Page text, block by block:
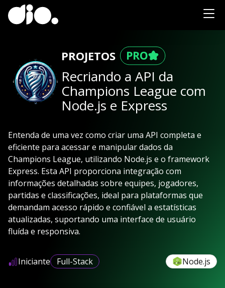
PROJETOS
Recriando a API da
Champions League com
Node.js e Express
Entenda de uma vez como criar uma API completa e
eficiente para acessar e manipular dados da
Champions League, utilizando Node.js e o framework
Express. Esta API proporciona integração com
informações detalhadas sobre equipes, jogadores,
partidas e classificações, ideal para plataformas que
demandam acesso rápido e confiável a estatísticas
atualizadas, suportando uma interface de usuário
fluída e responsiva.
Iniciante Full-Stack Node.js